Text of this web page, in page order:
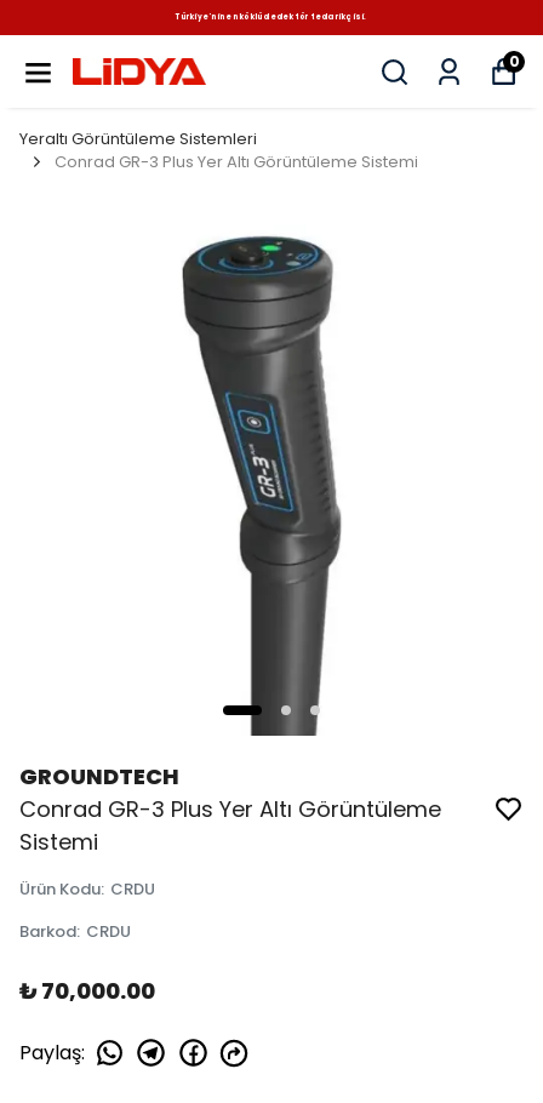
Türkiye'nin en köklü dedektör tedarikçisi.
0
Yeraltı Görüntüleme Sistemleri
Conrad GR-3 Plus Yer Altı Görüntüleme Sistemi
GROUNDTECH
Conrad GR-3 Plus Yer Altı Görüntüleme
Sistemi
Ürün Kodu: CRDU
Barkod: CRDU
₺ 70,000.00
Paylaş: